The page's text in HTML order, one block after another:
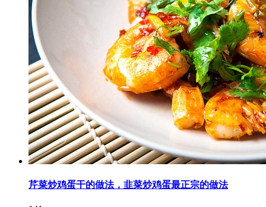
芹菜炒鸡蛋干的做法，韭菜炒鸡蛋最正宗的做法